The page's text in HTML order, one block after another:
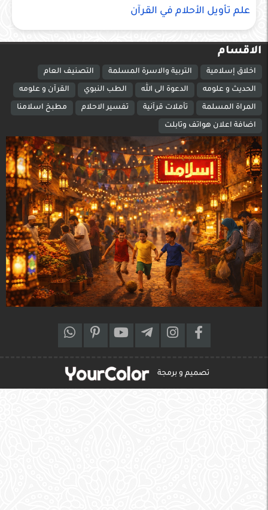
علم تأويل الأحلام في القرآن
الاقسام
اخلاق إسلامية التربية والاسرة المسلمة التصنيف العام
الحديث و علومه الدعوة الى الله الطب النبوي القرآن و علومه
المراة المسلمة تأملات قرآنية تفسير الاحلام مطبخ اسلامنا
اضافة اعلان هواتف وتابلت
تصميم و برمجة